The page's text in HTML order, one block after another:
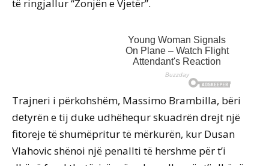
të ringjallur “Zonjën e Vjetër”.
Trajneri i përkohshëm, Massimo Brambilla, bëri
detyrën e tij duke udhëhequr skuadrën drejt një
fitoreje të shumëpritur të mërkurën, kur Dusan
Vlahovic shënoi një penallti të hershme për t’i